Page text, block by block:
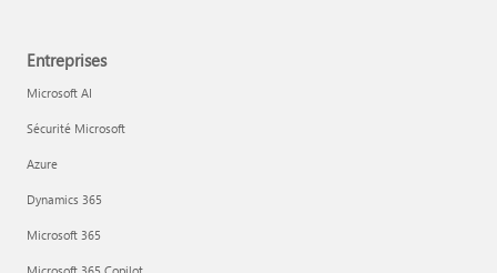
Entreprises
Microsoft AI
Sécurité Microsoft
Azure
Dynamics 365
Microsoft 365